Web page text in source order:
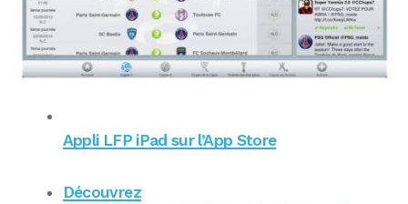
Appli LFP iPad sur l’App Store
Découvrez